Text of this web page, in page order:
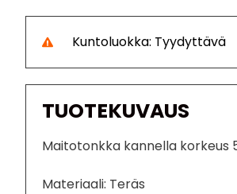
Kuntoluokka: Tyydyttävä
TUOTEKUVAUS
Maitotonkka kannella korkeus
Materiaali: Teräs